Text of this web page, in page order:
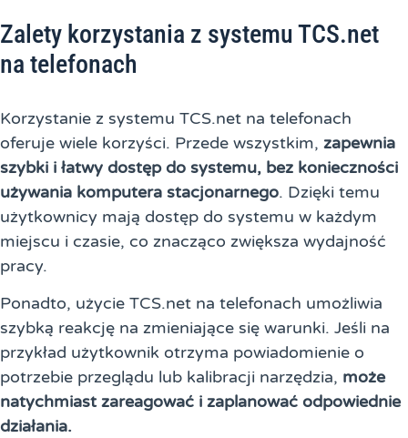
Zalety korzystania z systemu TCS.net
na telefonach
Korzystanie z systemu TCS.net na telefonach
oferuje wiele korzyści. Przede wszystkim, zapewnia
szybki i łatwy dostęp do systemu, bez konieczności
używania komputera stacjonarnego. Dzięki temu
użytkownicy mają dostęp do systemu w każdym
miejscu i czasie, co znacząco zwiększa wydajność
pracy.
Ponadto, użycie TCS.net na telefonach umożliwia
szybką reakcję na zmieniające się warunki. Jeśli na
przykład użytkownik otrzyma powiadomienie o
potrzebie przeglądu lub kalibracji narzędzia, może
natychmiast zareagować i zaplanować odpowiednie
działania.